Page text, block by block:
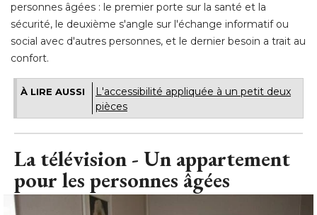
personnes âgées : le premier porte sur la santé et la
sécurité, le deuxième s'angle sur l'échange informatif ou
social avec d'autres personnes, et le dernier besoin a trait au
confort.
À LIRE AUSSI
L'accessibilité appliquée à un petit deux
pièces
La télévision - Un appartement
pour les personnes âgées